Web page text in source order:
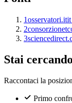
1osservatori.itit
2
3
Stai
Raccontaci la
Primo